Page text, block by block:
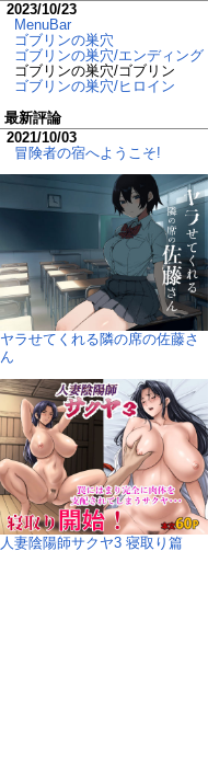
2023/10/23
MenuBar
ゴブリンの巣穴
ゴブリンの巣穴/エンディング
ゴブリンの巣穴/ゴブリン
ゴブリンの巣穴/ヒロイン
最新評論
2021/10/03
冒険者の宿へようこそ!
ヤラせてくれる隣の席の佐藤さ
ん
人妻陰陽師サクヤ3 寝取り篇